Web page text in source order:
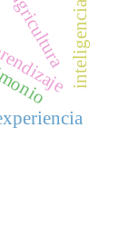
agricultura